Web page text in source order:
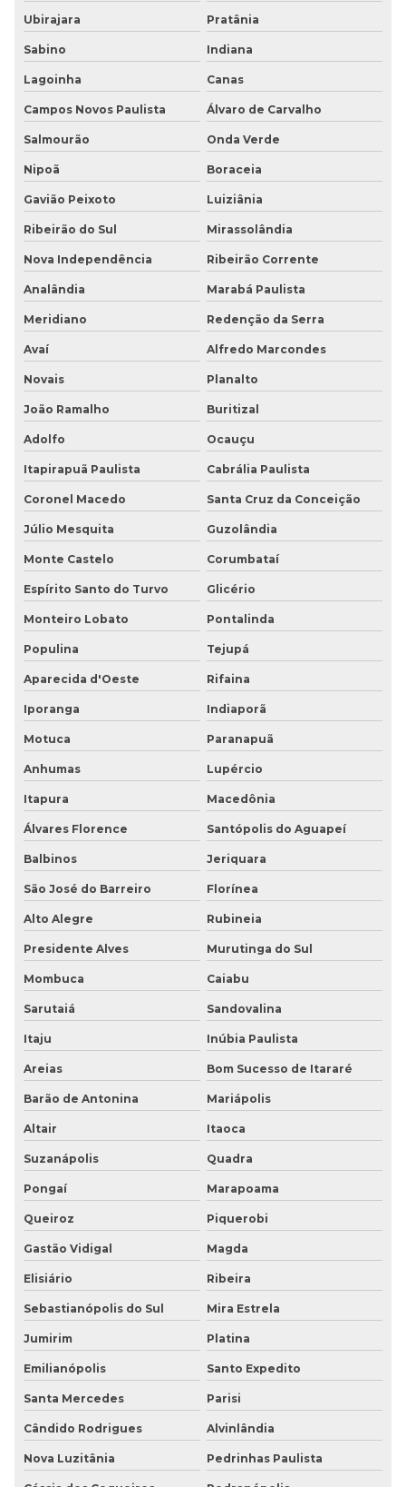
Ubirajara Pratânia
Sabino Indiana
Lagoinha Canas
Campos Novos Paulista Álvaro de Carvalho
Salmourão Onda Verde
Nipoã Boraceia
Gavião Peixoto Luiziânia
Ribeirão do Sul Mirassolândia
Nova Independência Ribeirão Corrente
Analândia Marabá Paulista
Meridiano Redenção da Serra
Avaí Alfredo Marcondes
Novais Planalto
João Ramalho Buritizal
Adolfo Ocauçu
Itapirapuã Paulista Cabrália Paulista
Coronel Macedo Santa Cruz da Conceição
Júlio Mesquita Guzolândia
Monte Castelo Corumbataí
Espírito Santo do Turvo Glicério
Monteiro Lobato Pontalinda
Populina Tejupá
Aparecida d'Oeste Rifaina
Iporanga Indiaporã
Motuca Paranapuã
Anhumas Lupércio
Itapura Macedônia
Álvares Florence Santópolis do Aguapeí
Balbinos Jeriquara
São José do Barreiro Florínea
Alto Alegre Rubineia
Presidente Alves Murutinga do Sul
Mombuca Caiabu
Sarutaiá Sandovalina
Itaju Inúbia Paulista
Areias Bom Sucesso de Itararé
Barão de Antonina Mariápolis
Altair Itaoca
Suzanápolis Quadra
Pongaí Marapoama
Queiroz Piquerobi
Gastão Vidigal Magda
Elisiário Ribeira
Sebastianópolis do Sul Mira Estrela
Jumirim Platina
Emilianópolis Santo Expedito
Santa Mercedes Parisi
Cândido Rodrigues Alvinlândia
Nova Luzitânia Pedrinhas Paulista